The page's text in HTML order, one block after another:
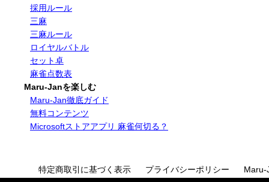
採用ルール
三麻
三麻ルール
ロイヤルバトル
セット卓
麻雀点数表
Maru-Janを楽しむ
Maru-Jan徹底ガイド
無料コンテンツ
Microsoftストアアプリ 麻雀何切る？
特定商取引に基づく表示 プライバシーポリシー Maru-